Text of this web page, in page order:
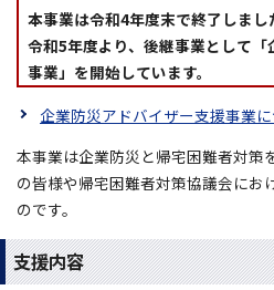
本事業は令和4年度末で終了しまし
令和5年度より、後継事業として
事業」を開始しています。
企業防災アドバイザー支援事業
本事業は企業防災と帰宅困難者対策
の皆様や帰宅困難者対策協議会にお
のです。
支援内容